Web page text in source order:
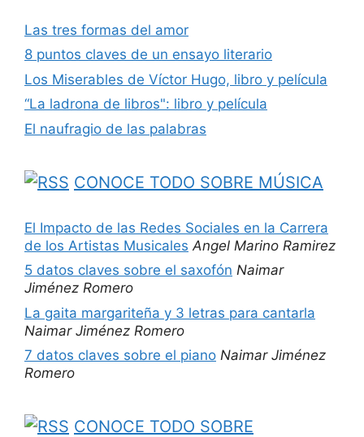
Las tres formas del amor
8 puntos claves de un ensayo literario
Los Miserables de Víctor Hugo, libro y película
“La ladrona de libros": libro y película
El naufragio de las palabras
CONOCE TODO SOBRE MÚSICA
El Impacto de las Redes Sociales en la Carrera
de los Artistas Musicales Angel Marino Ramirez
5 datos claves sobre el saxofón Naimar
Jiménez Romero
La gaita margariteña y 3 letras para cantarla
Naimar Jiménez Romero
7 datos claves sobre el piano Naimar Jiménez
Romero
CONOCE TODO SOBRE